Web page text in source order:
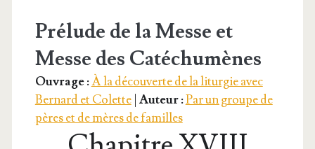
Prélude de la Messe et
Messe des Catéchumènes
Ouvrage :À la découverte de la liturgie avec
Bernard et Colette| Auteur :Par un groupe de
pères et de mères de familles